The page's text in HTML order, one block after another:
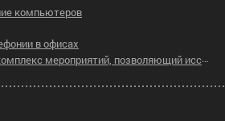
компьютеров
в офисах
ИТ аудит предприятия - комплекс мероприятий, позволяющий исследовать существующую инфраструктуру компании на предмет эффективности ее работы